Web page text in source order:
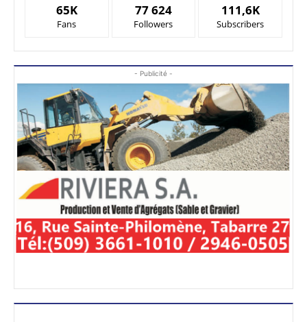
65K
Fans
77 624
Followers
111,6K
Subscribers
- Publicité -